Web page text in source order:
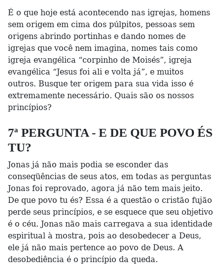
É o que hoje está acontecendo nas igrejas, homens
sem origem em cima dos púlpitos, pessoas sem
origens abrindo portinhas e dando nomes de
igrejas que você nem imagina, nomes tais como
igreja evangélica “corpinho de Moisés”, igreja
evangélica “Jesus foi ali e volta já”, e muitos
outros. Busque ter origem para sua vida isso é
extremamente necessário. Quais são os nossos
princípios?
7ª PERGUNTA - E DE QUE POVO ÉS
TU?
Jonas já não mais podia se esconder das
conseqüências de seus atos, em todas as perguntas
Jonas foi reprovado, agora já não tem mais jeito.
De que povo tu és? Essa é a questão o cristão fujão
perde seus princípios, e se esquece que seu objetivo
é o céu. Jonas não mais carregava a sua identidade
espiritual à mostra, pois ao desobedecer a Deus,
ele já não mais pertence ao povo de Deus. A
desobediência é o princípio da queda.